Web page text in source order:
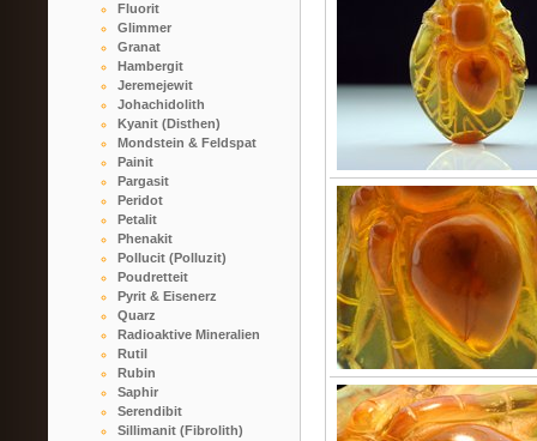
Fluorit
Glimmer
Granat
Hambergit
Jeremejewit
Johachidolith
Kyanit (Disthen)
Mondstein & Feldspat
Painit
Pargasit
Peridot
Petalit
Phenakit
Pollucit (Polluzit)
Poudretteit
Pyrit & Eisenerz
Quarz
Radioaktive Mineralien
Rutil
Rubin
Saphir
Serendibit
Sillimanit (Fibrolith)